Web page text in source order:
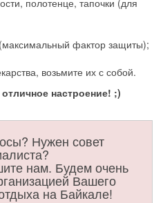
фактор защиты);
возьмите их с собой.
настроение! ;)
Нужен совет
нам. Будем очень
Вашего
на Байкале!